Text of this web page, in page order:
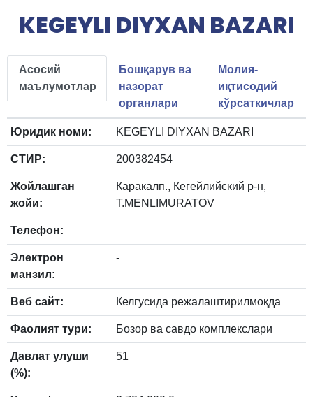
KEGEYLI DIYXAN BAZARI
Асосий
маълумотлар
Бошқарув ва
назорат
органлари
Молия-
иқтисодий
кўрсаткичлар
Юридик номи: KEGEYLI DIYXAN BAZARI
СТИР: 200382454
Жойлашган
жойи:
Каракалп., Кегейлийский р-н,
T.MENLIMURATOV
Телефон:
Электрон
манзил:
-
Веб сайт: Келгусида режалаштирилмоқда
Фаолият тури: Бозор ва савдо комплекслари
Давлат улуши
(%):
51